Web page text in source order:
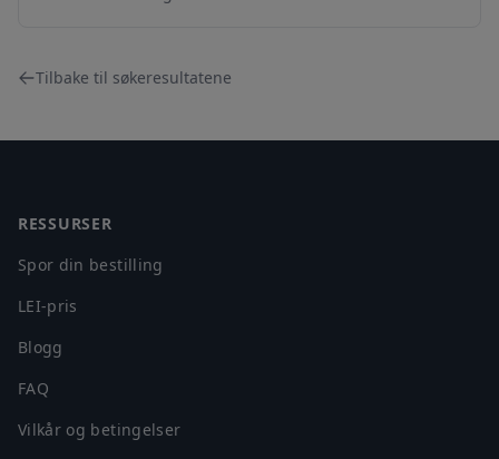
Tilbake til søkeresultatene
RESSURSER
Spor din bestilling
LEI-pris
Blogg
FAQ
Vilkår og betingelser